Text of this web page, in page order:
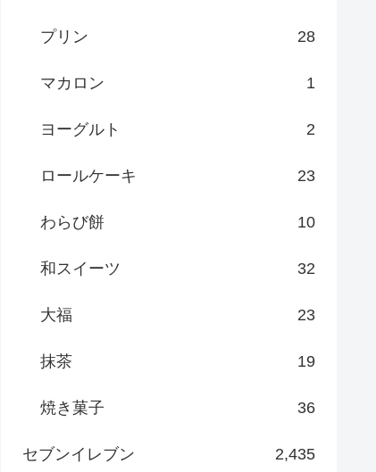
プリン 28
マカロン 1
ヨーグルト 2
ロールケーキ 23
わらび餅 10
和スイーツ 32
大福 23
抹茶 19
焼き菓子 36
セブンイレブン 2,435